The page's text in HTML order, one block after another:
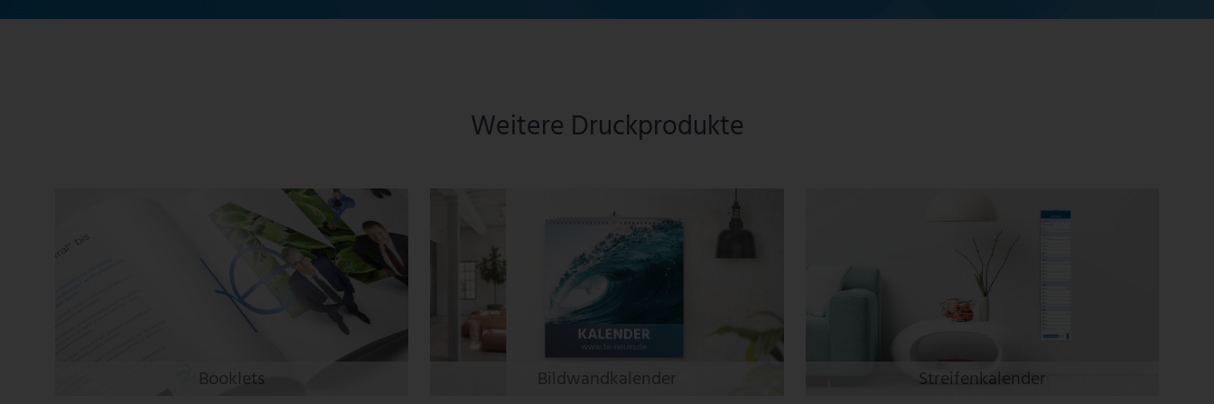
Weitere Druckprodukte
Booklets Bildwandkalender Streifenkalender